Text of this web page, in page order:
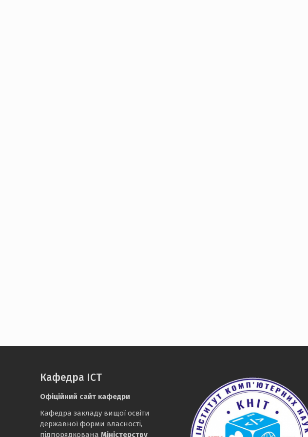
Кафедра ІСТ
Офіційний сайт кафедри
Кафедра закладу вищої освіти
державної форми власності,
підпорядкована Міністерству